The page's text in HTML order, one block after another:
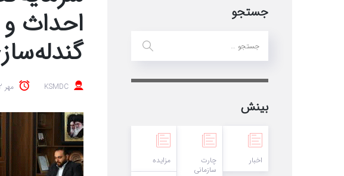
احداث و
KSMDC مهر 22, 1402
جستجو
بینش
اخبار
چارت
سازمانی
مزایده